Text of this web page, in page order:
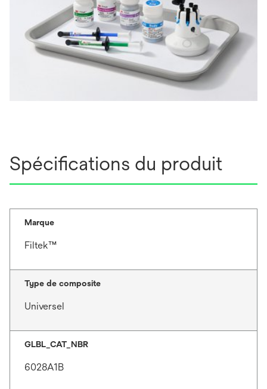
Spécifications du produit
Marque
Filtek™
Type de composite
Universel
GLBL_CAT_NBR
6028A1B